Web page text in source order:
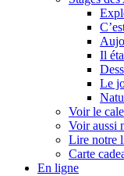
Il
Le
Voir le
Voir aussi
Lire notre
Carte
En ligne